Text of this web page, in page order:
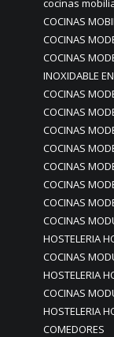
cocinas
COCINAS
COCINAS
COCINAS
INOXIDABLE
COCINAS
COCINAS
COCINAS
COCINAS
COCINAS
COCINAS
COCINAS
COCINAS
HOSTELERIA
COCINAS
HOSTELERIA
COCINAS
HOSTELERIA
COMEDORES